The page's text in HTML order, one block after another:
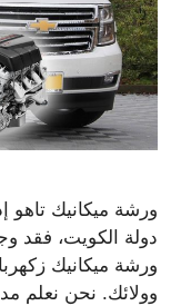
ورشة ميكانيك
دولة الكويت، فقد
ورشة ميكانيك
وولائك. نحن نعلم